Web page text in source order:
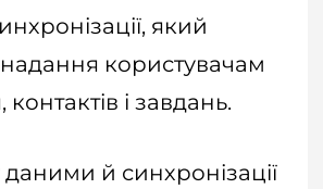
який
користувачам
і завдань.
й синхронізації